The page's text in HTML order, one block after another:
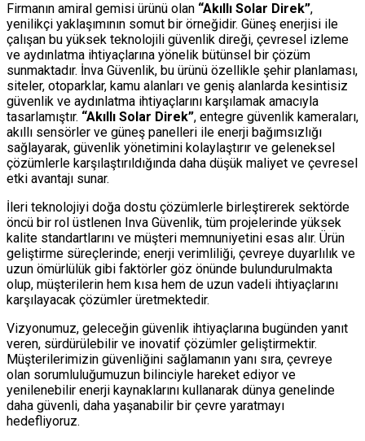
Firmanın amiral gemisi ürünü olan “Akıllı Solar Direk”,
yenilikçi yaklaşımının somut bir örneğidir. Güneş enerjisi ile
çalışan bu yüksek teknolojili güvenlik direği, çevresel izleme
ve aydınlatma ihtiyaçlarına yönelik bütünsel bir çözüm
sunmaktadır. İnva Güvenlik, bu ürünü özellikle şehir planlaması,
siteler, otoparklar, kamu alanları ve geniş alanlarda kesintisiz
güvenlik ve aydınlatma ihtiyaçlarını karşılamak amacıyla
tasarlamıştır. “Akıllı Solar Direk”, entegre güvenlik kameraları,
akıllı sensörler ve güneş panelleri ile enerji bağımsızlığı
sağlayarak, güvenlik yönetimini kolaylaştırır ve geleneksel
çözümlerle karşılaştırıldığında daha düşük maliyet ve çevresel
etki avantajı sunar.
İleri teknolojiyi doğa dostu çözümlerle birleştirerek sektörde
öncü bir rol üstlenen Inva Güvenlik, tüm projelerinde yüksek
kalite standartlarını ve müşteri memnuniyetini esas alır. Ürün
geliştirme süreçlerinde; enerji verimliliği, çevreye duyarlılık ve
uzun ömürlülük gibi faktörler göz önünde bulundurulmakta
olup, müşterilerin hem kısa hem de uzun vadeli ihtiyaçlarını
karşılayacak çözümler üretmektedir.
Vizyonumuz, geleceğin güvenlik ihtiyaçlarına bugünden yanıt
veren, sürdürülebilir ve inovatif çözümler geliştirmektir.
Müşterilerimizin güvenliğini sağlamanın yanı sıra, çevreye
olan sorumluluğumuzun bilinciyle hareket ediyor ve
yenilenebilir enerji kaynaklarını kullanarak dünya genelinde
daha güvenli, daha yaşanabilir bir çevre yaratmayı
hedefliyoruz.